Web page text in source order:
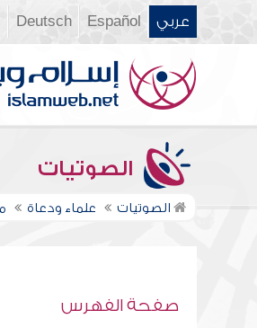
عربي Español
Deutsch
الصوتيات
الصوتيات علماء ودعاة
صفحة الفهرس